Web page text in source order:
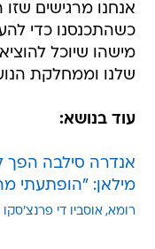
אנחנו מרגישים
כשהתכנסנו כדי
מישהו שיוכל
שלנו וממחלקת
עוד בנושא:
אנדרה סילבה הפך
מילאן: "הופתעתי
רומא אוסביו די פרנצ'סקו